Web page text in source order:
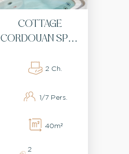
COTTAGE
CORDOUAN SPA 2
2 BADEZIMMER
2 Ch.
1/7 Pers.
40m²
2